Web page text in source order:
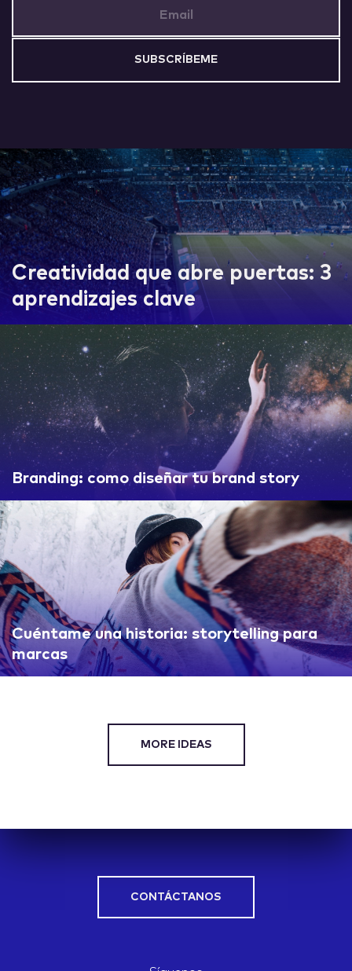
Creatividad que abre puertas: 3
aprendizajes clave
Branding: como diseñar tu brand story
Cuéntame una historia: storytelling para
marcas
MORE IDEAS
CONTÁCTANOS